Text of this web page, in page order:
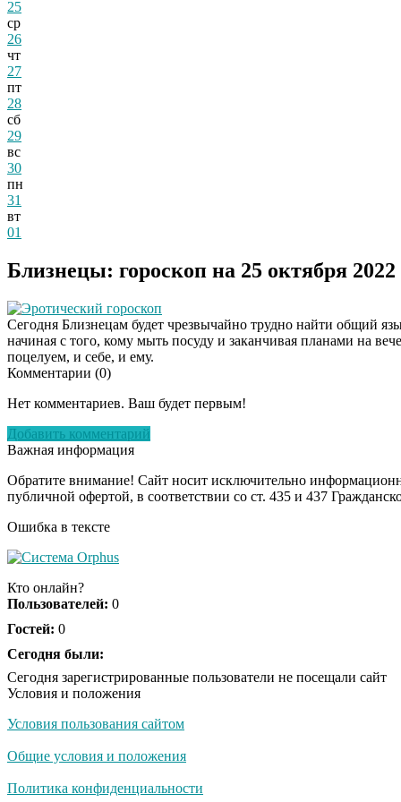
25
ср
26
чт
27
пт
28
сб
29
вс
30
пн
31
вт
01
Близнецы: гороскоп на 25 октября 2022
Эротический гороскоп
Сегодня Близнецам будет чрезвычайно трудно найти общий
начиная с того, кому мыть посуду и заканчивая планами на
поцелуем, и себе, и ему.
Комментарии (0)
Нет комментариев. Ваш будет первым!
Добавить комментарий
Важная информация
Обратите внимание! Сайт носит исключительно
публичной офертой, в соответствии со ст. 435 и 437
Ошибка в тексте
Кто онлайн?
Пользователей: 0
Гостей: 0
Сегодня были:
Сегодня зарегистрированные пользователи не посещали сайт
Условия и положения
Условия пользования сайтом
Общие условия и положения
Политика конфиденциальности